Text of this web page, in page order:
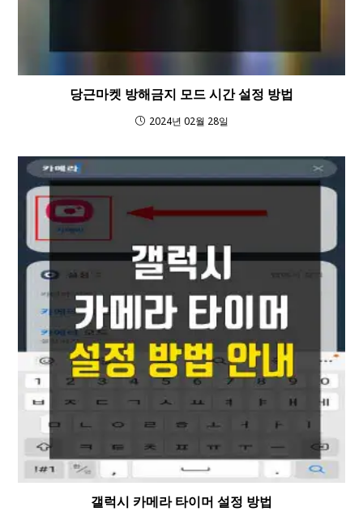
당근마켓 방해금지 모드 시간 설정 방법
2024년 02월 28일
갤럭시 카메라 타이머 설정 방법